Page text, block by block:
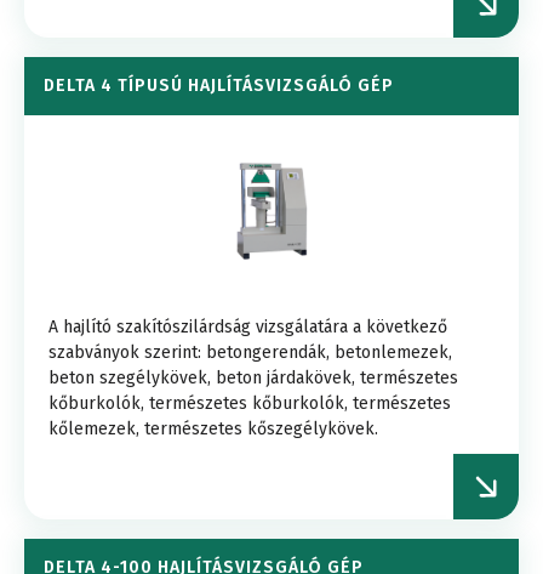
DELTA 4 TÍPUSÚ HAJLÍTÁSVIZSGÁLÓ GÉP
A hajlító szakítószilárdság vizsgálatára a következő
szabványok szerint: betongerendák, betonlemezek,
beton szegélykövek, beton járdakövek, természetes
kőburkolók, természetes kőburkolók, természetes
kőlemezek, természetes kőszegélykövek.
DELTA 4-100 HAJLÍTÁSVIZSGÁLÓ GÉP